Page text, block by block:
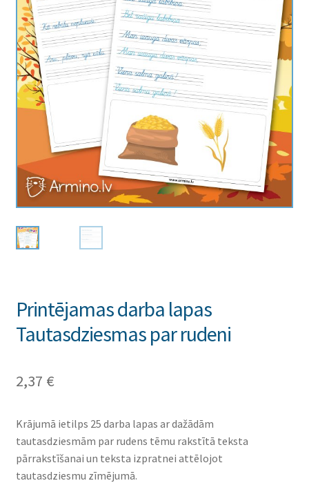
Printējamas darba lapas
Tautasdziesmas par rudeni
2,37 €
Krājumā ietilps 25 darba lapas ar dažādām
tautasdziesmām par rudens tēmu rakstītā teksta
pārrakstīšanai un teksta izpratnei attēlojot
tautasdziesmu zīmējumā.